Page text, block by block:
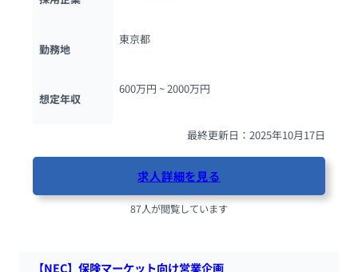
勤務地
東京都
想定年収
600万円 ~ 2000万円
最終更新日：2025年10月17日
求人詳細を見る
87人が閲覧しています
【NEC】保険マーケット向け営業企画